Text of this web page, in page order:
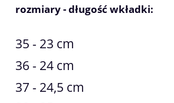
rozmiary - długość wkładki:
35 - 23 cm
36 - 24 cm
37 - 24,5 cm